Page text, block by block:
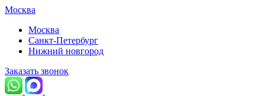
Москва
Москва
Санкт-Петербург
Нижний новгород
Заказать звонок